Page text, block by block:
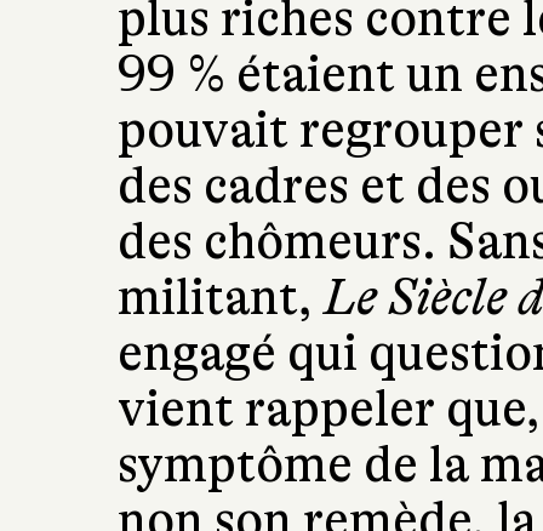
plus riches contre
99 % étaient un
pouvait regrouper
des cadres et des
des chômeurs.
militant,Le Siècle
engagé qui
vient rappeler
symptôme de la